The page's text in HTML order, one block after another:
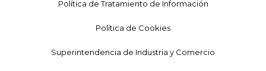
Política de Tratamiento de Información
Política de Cookies
Superintendencia de Industria y Comercio